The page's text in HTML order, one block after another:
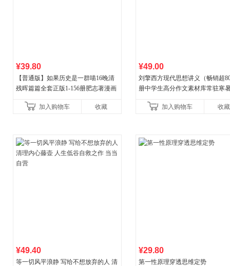
¥39.80
【普通版】如果历史是一群喵16晚清
残晖篇篇全套正版1-156册肥志著漫画
儿童西游喵知识
加入购物车 收藏
¥49.00
刘擎西方现代思想讲义（畅销超
册中学生高分作文素材库常驻寒
讲透西方思想史，哲学知
加入购物车 收藏
¥49.40
等一切风平浪静 写给不想放弃的人 清
¥29.80
第一性原理穿透思维定势